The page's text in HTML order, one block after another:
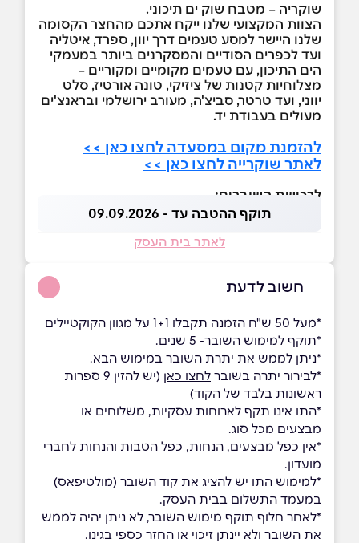
שוקריה – מטבח שוק ים תיכוני.
הצוות המקצועי שלנו ייקח אתכם מהחצר הקסומה
שלנו היישר למסע טעמים דרך יוון, ספרד, איטליה
ועד לכפרים הסודיים והמסקרנים ביותר במעמקי
הים התיכון, עם טעמים מקומיים ומקוריים –
מצלוחיות קטנות של ציזיקי, טונה אורטיז, סלט
יווני, ועד טרטר, סביצ'ה, מעורב ירושלמי ובראנצ'ים
מעולים בעבודת יד.
להזמנת מקום במסעדה לחצו כאן >>
לאתר שוקרייה לחצו כאן >>
לרכישת השוברים:
תוקף ההטבה עד - 09.09.2026
לאתר בית העסק
חשוב לדעת
*מעל 50 ש"ח הזמנה תקבלו 1+1 על מגוון הקוקטיילים
*תוקף למימוש השובר- 5 שנים.
*ניתן לממש את יתרת השובר במימוש הבא.
*לבירור יתרה בשובר לחצו כאן
(יש להזין 9 ספרות
ראשונות בלבד של הקוד)
*התו אינו תקף לארוחות עסקיות, משלוחים או
מבצעים מכל סוג.
*אין כפל מבצעים, הנחות, כפל הטבות והנחות לחברי
מועדון.
*למימוש התו יש להציג את קוד השובר (מולטיפאס)
במעמד התשלום בבית העסק.
*לאחר חלוף תוקף מימוש השובר, לא ניתן יהיה לממש
את השובר ולא יינתן זיכוי או החזר כספי בגינו.